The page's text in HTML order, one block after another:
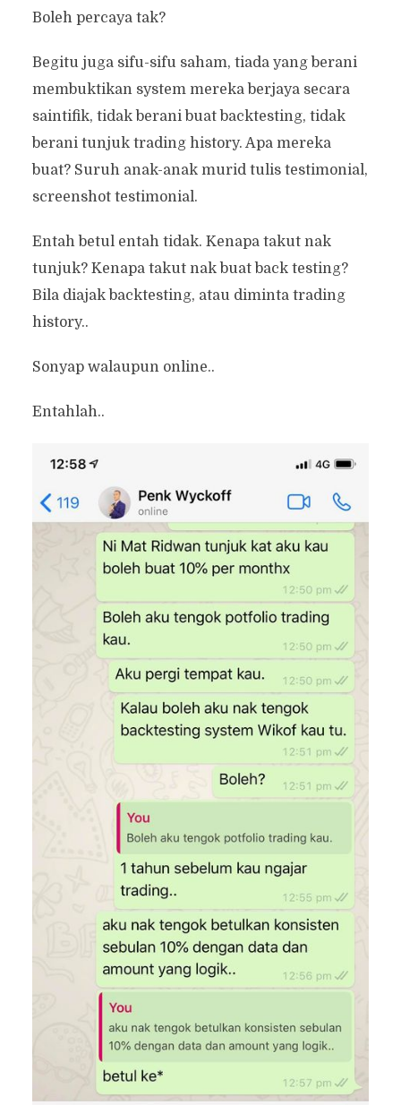
Boleh percaya tak?
Begitu juga sifu-sifu saham, tiada yang berani
membuktikan system mereka berjaya secara
saintifik, tidak berani buat backtesting, tidak
berani tunjuk trading history. Apa mereka
buat? Suruh anak-anak murid tulis testimonial,
screenshot testimonial.
Entah betul entah tidak. Kenapa takut nak
tunjuk? Kenapa takut nak buat back testing?
Bila diajak backtesting, atau diminta trading
history..
Sonyap walaupun online..
Entahlah..